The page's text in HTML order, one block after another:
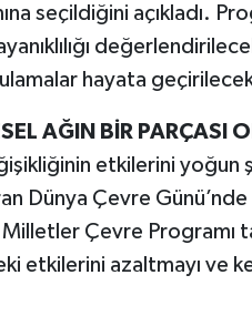
seçildiğini açıkladı.
hayata
AĞIN BİR PARÇASI
etkilerini yoğun
Dünya Çevre
Çevre Programı
etkilerini azaltmayı ve